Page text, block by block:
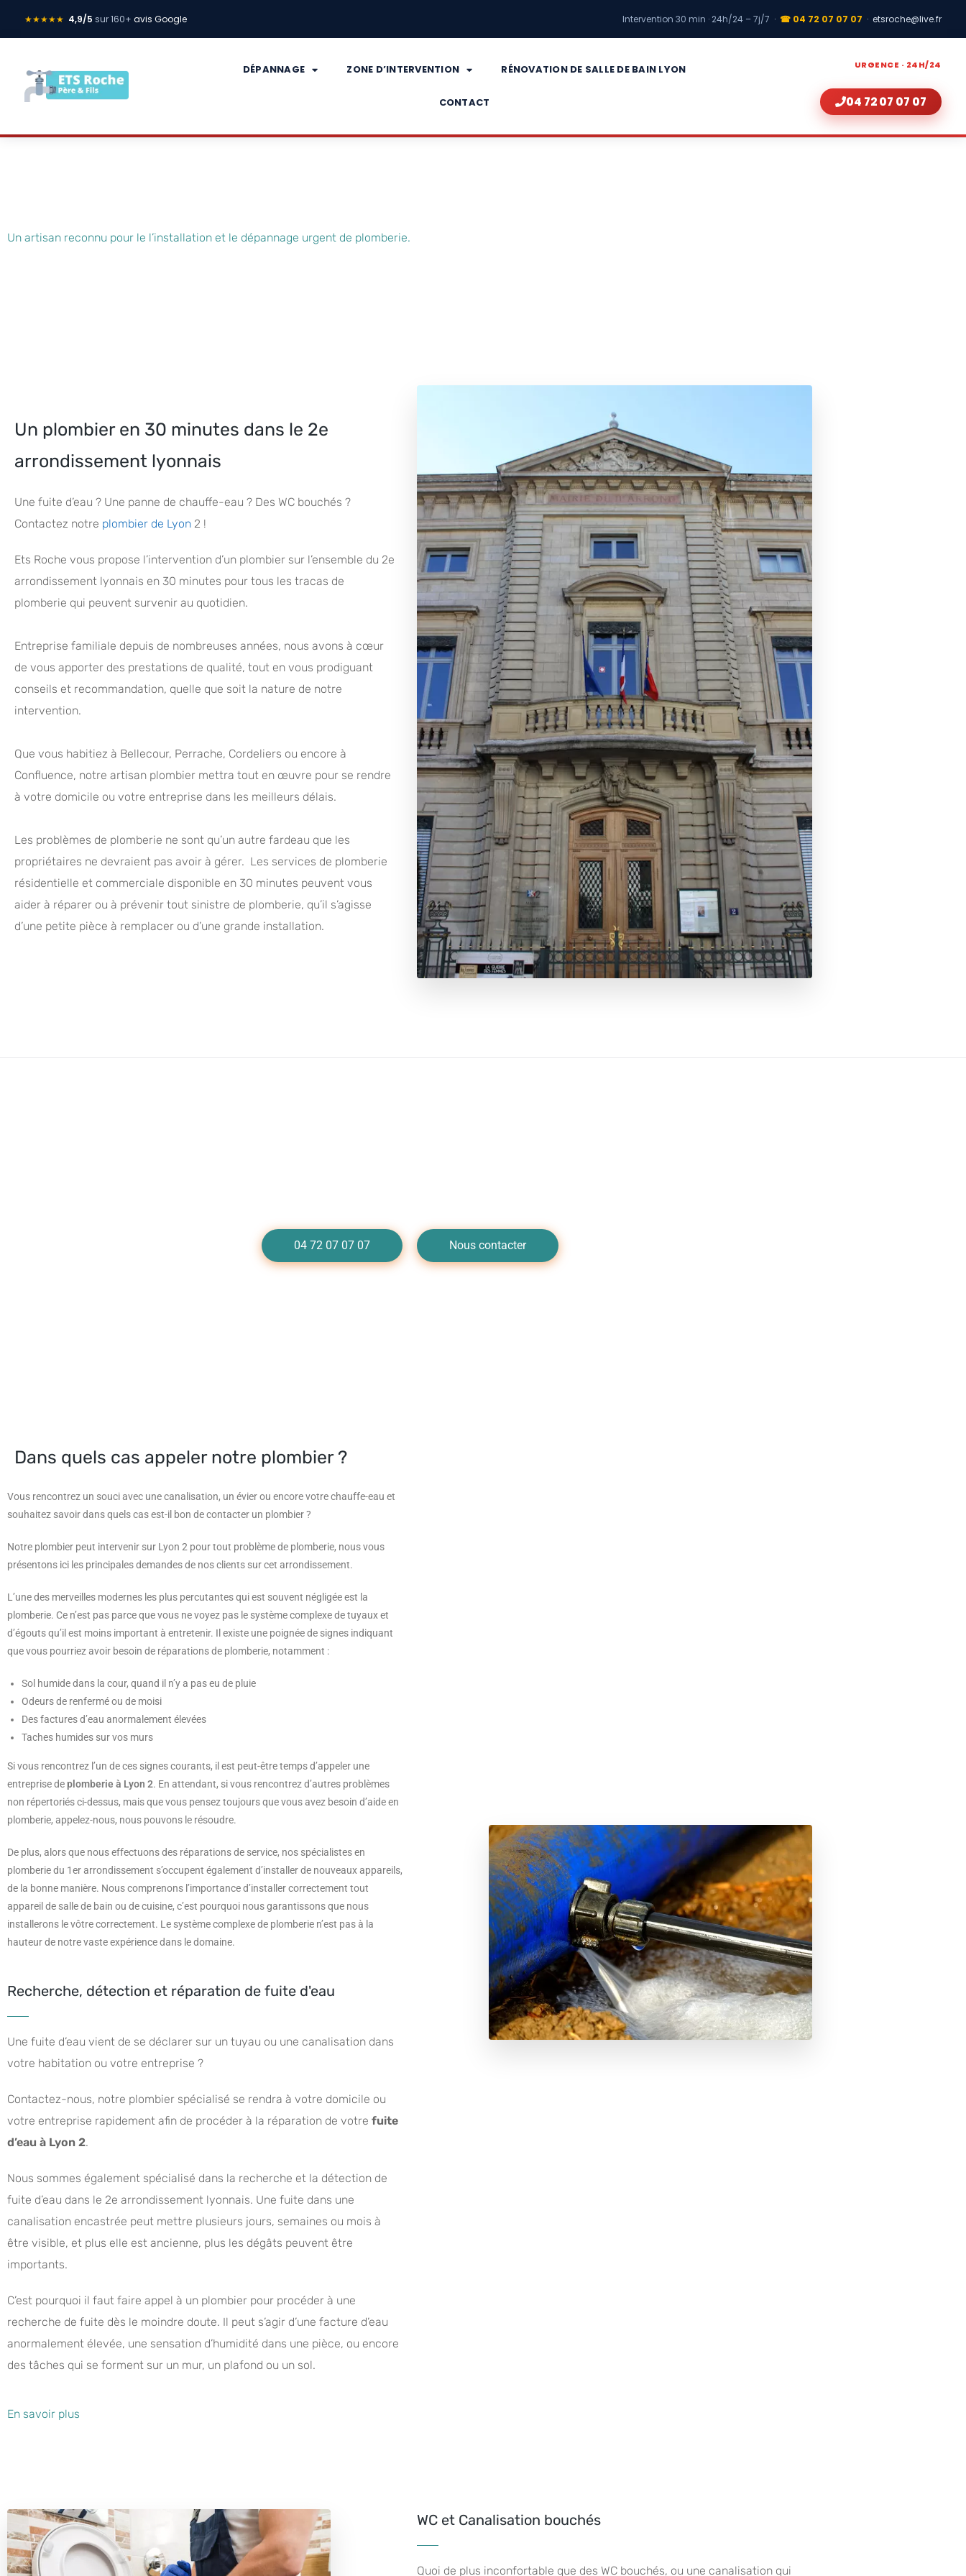
★★★★★ 4,9/5 sur 160+ avis Google Intervention 30 min · 24h/24 – 7j/7 · ☎ 04 72 07 07 07 · etsroche@live.fr
DÉPANNAGE ZONE D’INTERVENTION RÉNOVATION DE SALLE DE BAIN LYON
CONTACT
URGENCE · 24H/24
04 72 07 07 07
Un artisan reconnu pour le l’installation et le dépannage urgent de plomberie.
Un plombier en 30 minutes dans le 2e
arrondissement lyonnais
Une fuite d’eau ? Une panne de chauffe-eau ? Des WC bouchés ?
Contactez notre plombier de Lyon 2 !
Ets Roche vous propose l’intervention d’un plombier sur l’ensemble du 2e
arrondissement lyonnais en 30 minutes pour tous les tracas de
plomberie qui peuvent survenir au quotidien.
Entreprise familiale depuis de nombreuses années, nous avons à cœur
de vous apporter des prestations de qualité, tout en vous prodiguant
conseils et recommandation, quelle que soit la nature de notre
intervention.
Que vous habitiez à Bellecour, Perrache, Cordeliers ou encore à
Confluence, notre artisan plombier mettra tout en œuvre pour se rendre
à votre domicile ou votre entreprise dans les meilleurs délais.
Les problèmes de plomberie ne sont qu’un autre fardeau que les
propriétaires ne devraient pas avoir à gérer. Les services de plomberie
résidentielle et commerciale disponible en 30 minutes peuvent vous
aider à réparer ou à prévenir tout sinistre de plomberie, qu’il s’agisse
d’une petite pièce à remplacer ou d’une grande installation.
04 72 07 07 07 Nous contacter
Dans quels cas appeler notre plombier ?
Vous rencontrez un souci avec une canalisation, un évier ou encore votre chauffe-eau et
souhaitez savoir dans quels cas est-il bon de contacter un plombier ?
Notre plombier peut intervenir sur Lyon 2 pour tout problème de plomberie, nous vous
présentons ici les principales demandes de nos clients sur cet arrondissement.
L’une des merveilles modernes les plus percutantes qui est souvent négligée est la
plomberie. Ce n’est pas parce que vous ne voyez pas le système complexe de tuyaux et
d’égouts qu’il est moins important à entretenir. Il existe une poignée de signes indiquant
que vous pourriez avoir besoin de réparations de plomberie, notamment :
Sol humide dans la cour, quand il n’y a pas eu de pluie
Odeurs de renfermé ou de moisi
Des factures d’eau anormalement élevées
Taches humides sur vos murs
Si vous rencontrez l’un de ces signes courants, il est peut-être temps d’appeler une
entreprise deplomberie à Lyon 2. En attendant, si vous rencontrez d’autres problèmes
non répertoriés ci-dessus, mais que vous pensez toujours que vous avez besoin d’aide en
plomberie, appelez-nous, nous pouvons le résoudre.
De plus, alors que nous effectuons des réparations de service, nos spécialistes en
plomberie du 1er arrondissement s’occupent également d’installer de nouveaux appareils,
de la bonne manière. Nous comprenons l’importance d’installer correctement tout
appareil de salle de bain ou de cuisine, c’est pourquoi nous garantissons que nous
installerons le vôtre correctement. Le système complexe de plomberie n’est pas à la
hauteur de notre vaste expérience dans le domaine.
Recherche, détection et réparation de fuite d'eau
Une fuite d’eau vient de se déclarer sur un tuyau ou une canalisation dans
votre habitation ou votre entreprise ?
Contactez-nous, notre plombier spécialisé se rendra à votre domicile ou
votre entreprise rapidement afin de procéder à la réparation de votre fuite
d’eau à Lyon 2.
Nous sommes également spécialisé dans la recherche et la détection de
fuite d’eau dans le 2e arrondissement lyonnais. Une fuite dans une
canalisation encastrée peut mettre plusieurs jours, semaines ou mois à
être visible, et plus elle est ancienne, plus les dégâts peuvent être
importants.
C’est pourquoi il faut faire appel à un plombier pour procéder à une
recherche de fuite dès le moindre doute. Il peut s’agir d’une facture d’eau
anormalement élevée, une sensation d’humidité dans une pièce, ou encore
des tâches qui se forment sur un mur, un plafond ou un sol.
En savoir plus
WC et Canalisation bouchés
Quoi de plus inconfortable que des WC bouchés, ou une canalisation qui